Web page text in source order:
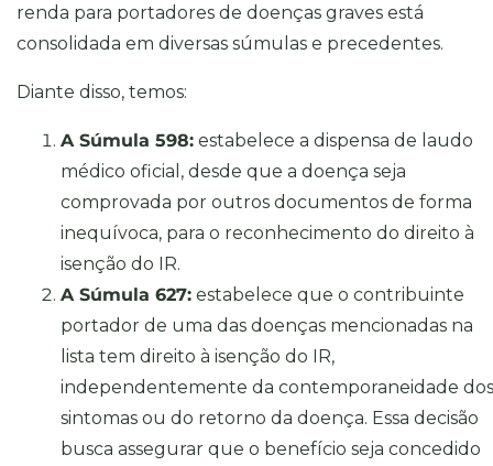
renda para portadores de doenças graves está
consolidada em diversas súmulas e precedentes.
Diante disso, temos:
A Súmula 598: estabelece a dispensa de laudo
médico oficial, desde que a doença seja
comprovada por outros documentos de forma
inequívoca, para o reconhecimento do direito à
isenção do IR.
A Súmula 627: estabelece que o contribuinte
portador de uma das doenças mencionadas na
lista tem direito à isenção do IR,
independentemente da contemporaneidade dos
sintomas ou do retorno da doença. Essa decisão
busca assegurar que o benefício seja concedido